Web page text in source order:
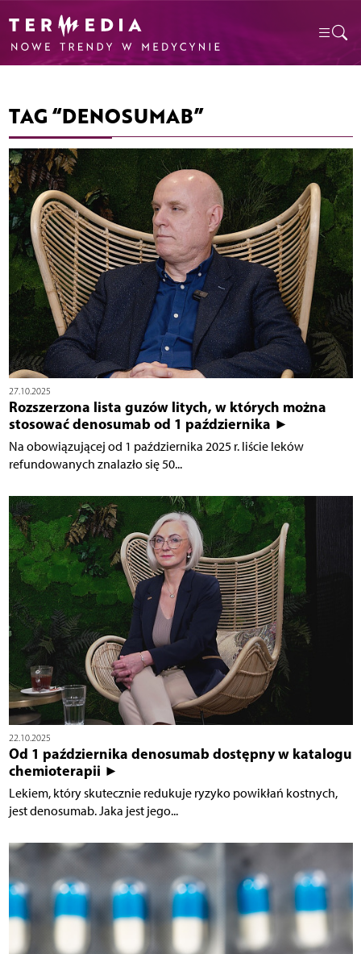
TAG “DENOSUMAB”
27.10.2025
Rozszerzona lista guzów litych, w których można
stosować denosumab od 1 października ►
Na obowiązującej od 1 października 2025 r. liście leków
refundowanych znalazło się 50...
22.10.2025
Od 1 października denosumab dostępny w katalogu
chemioterapii ►
Lekiem, który skutecznie redukuje ryzyko powikłań kostnych,
jest denosumab. Jaka jest jego...